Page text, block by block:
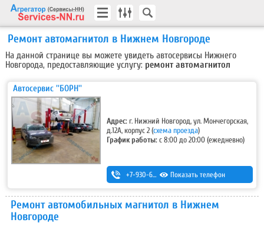
Ремонт автомагнитол в Нижнем Новгороде
На данной странице вы можете увидеть автосервисы Нижнего
Новгорода, предоставляющие услугу: ремонт автомагнитол
Ремонт автомобильных магнитол в Нижнем
Новгороде
Автосервис ''БОРН''
Адрес: г. Нижний Новгород, ул. Мончегорская,
д.12А, корпус 2(схема проезда)
График работы:с 8:00 до 20:00 (ежедневно)
+7-930-666-14-30 Показать телефон